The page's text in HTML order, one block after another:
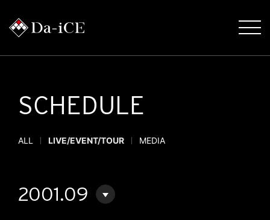
SCHEDULE
ALL LIVE/EVENT/TOUR MEDIA
2001.09